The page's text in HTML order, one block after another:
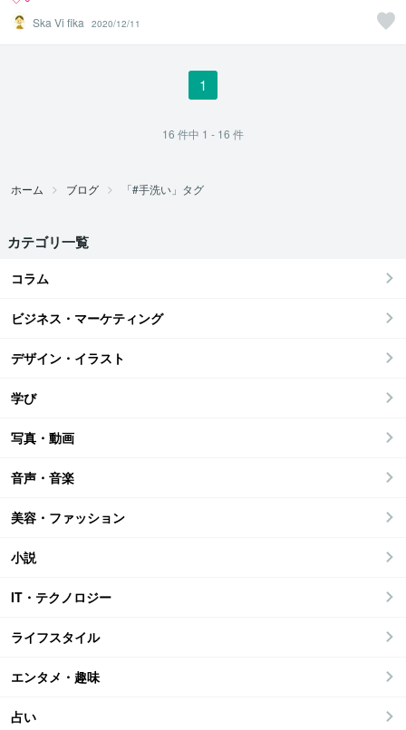
Ska Vi fika
2020/12/11
1
16 件中 1 - 16 件
ホーム ブログ 「#手洗い」タグ
カテゴリ一覧
コラム
ビジネス・マーケティング
デザイン・イラスト
学び
写真・動画
音声・音楽
美容・ファッション
小説
IT・テクノロジー
ライフスタイル
エンタメ・趣味
占い